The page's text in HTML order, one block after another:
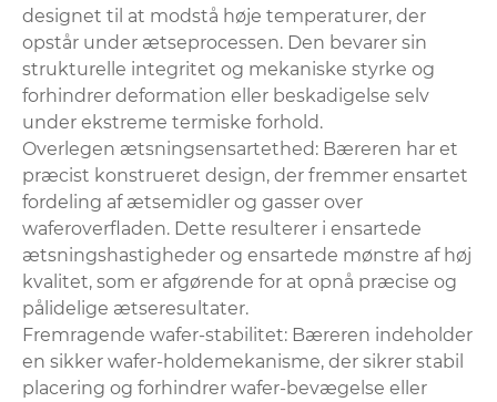
designet til at modstå høje temperaturer, der
opstår under ætseprocessen. Den bevarer sin
strukturelle integritet og mekaniske styrke og
forhindrer deformation eller beskadigelse selv
under ekstreme termiske forhold.
Overlegen ætsningsensartethed: Bæreren har et
præcist konstrueret design, der fremmer ensartet
fordeling af ætsemidler og gasser over
waferoverfladen. Dette resulterer i ensartede
ætsningshastigheder og ensartede mønstre af høj
kvalitet, som er afgørende for at opnå præcise og
pålidelige ætseresultater.
Fremragende wafer-stabilitet: Bæreren indeholder
en sikker wafer-holdemekanisme, der sikrer stabil
placering og forhindrer wafer-bevægelse eller